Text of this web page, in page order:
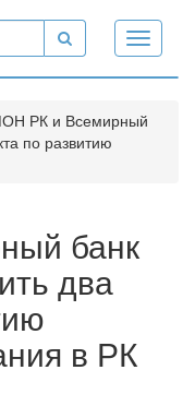
Toggle
РК и Всемирный
по развитию
банк
два
в РК